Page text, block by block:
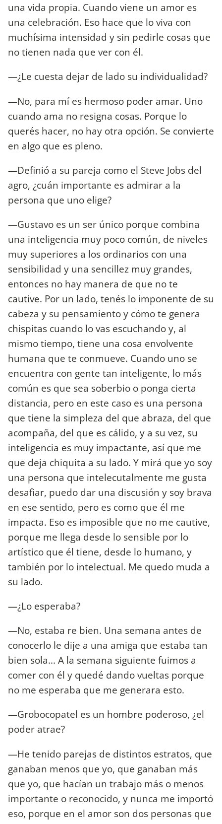
una vida propia. Cuando viene un amor es
una celebración. Eso hace que lo viva con
muchísima intensidad y sin pedirle cosas que
no tienen nada que ver con él.
—¿Le cuesta dejar de lado su individualidad?
—No, para mí es hermoso poder amar. Uno
cuando ama no resigna cosas. Porque lo
querés hacer, no hay otra opción. Se convierte
en algo que es pleno.
—Definió a su pareja como el Steve Jobs del
agro, ¿cuán importante es admirar a la
persona que uno elige?
—Gustavo es un ser único porque combina
una inteligencia muy poco común, de niveles
muy superiores a los ordinarios con una
sensibilidad y una sencillez muy grandes,
entonces no hay manera de que no te
cautive. Por un lado, tenés lo imponente de su
cabeza y su pensamiento y cómo te genera
chispitas cuando lo vas escuchando y, al
mismo tiempo, tiene una cosa envolvente
humana que te conmueve. Cuando uno se
encuentra con gente tan inteligente, lo más
común es que sea soberbio o ponga cierta
distancia, pero en este caso es una persona
que tiene la simpleza del que abraza, del que
acompaña, del que es cálido, y a su vez, su
inteligencia es muy impactante, así que me
que deja chiquita a su lado. Y mirá que yo soy
una persona que intelecutalmente me gusta
desafiar, puedo dar una discusión y soy brava
en ese sentido, pero es como que él me
impacta. Eso es imposible que no me cautive,
porque me llega desde lo sensible por lo
artístico que él tiene, desde lo humano, y
también por lo intelectual. Me quedo muda a
su lado.
—¿Lo esperaba?
—No, estaba re bien. Una semana antes de
conocerlo le dije a una amiga que estaba tan
bien sola... A la semana siguiente fuimos a
comer con él y quedé dando vueltas porque
no me esperaba que me generara esto.
—Grobocopatel es un hombre poderoso, ¿el
poder atrae?
—He tenido parejas de distintos estratos, que
ganaban menos que yo, que ganaban más
que yo, que hacían un trabajo más o menos
importante o reconocido, y nunca me importó
eso, porque en el amor son dos personas que